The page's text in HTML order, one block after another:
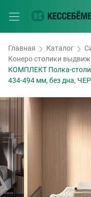
Главная Каталог
Конеро столики
КОМПЛЕКТ Полка-
434-494 мм, без дна,